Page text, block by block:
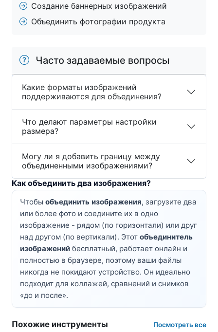
Создание баннерных изображений
Объединить фотографии продукта
Часто задаваемые вопросы
Какие форматы изображений
поддерживаются для объединения?
Что делают параметры настройки
размера?
Могу ли я добавить границу между
объединенными изображениями?
Как объединить два изображения?
Чтобы объединить изображения, загрузите два
или более фото и соедините их в одно
изображение - рядом (по горизонтали) или друг
над другом (по вертикали). Этот объединитель
изображений бесплатный, работает онлайн и
полностью в браузере, поэтому ваши файлы
никогда не покидают устройство. Он идеально
подходит для коллажей, сравнений и снимков
«до и после».
Похожие инструменты Посмотреть все